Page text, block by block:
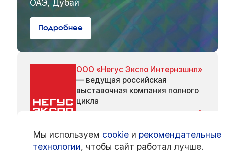
ОАЭ, Дубай
Подробнее
ООО «Негус Экспо Интернэшнл»
— ведущая российская
выставочная компания полного
цикла
Мы используем cookie и рекомендательные
технологии, чтобы сайт работал лучше.